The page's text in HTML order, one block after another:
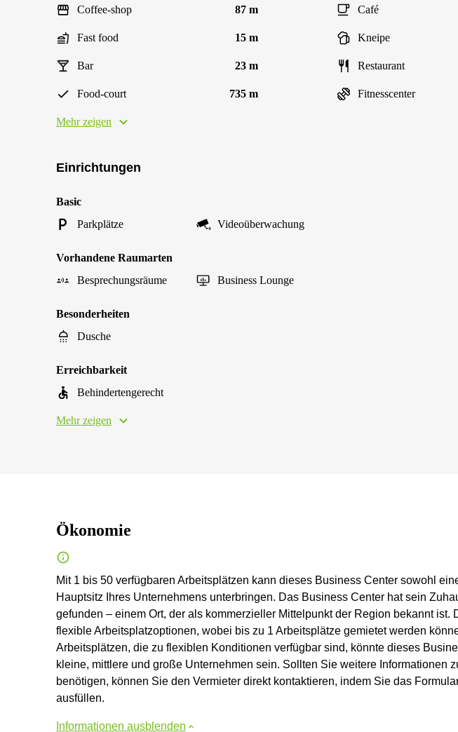
Coffee-shop 87 m Café
Fast food 15 m Kneipe
Bar 23 m Restaurant
Food-court 735 m Fitnesscenter
Mehr zeigen
Einrichtungen
Basic
Parkplätze
Videoüberwachung
Vorhandene Raumarten
Besprechungsräume
Business Lounge
Besonderheiten
Dusche
Erreichbarkeit
Behindertengerecht
Mehr zeigen
Ökonomie
Mit 1 bis 50 verfügbaren Arbeitsplätzen kann dieses Business Center sowohl
Hauptsitz Ihres Unternehmens unterbringen. Das Business Center hat sein
gefunden – einem Ort, der als kommerzieller Mittelpunkt der Region bekannt ist.
flexible Arbeitsplatzoptionen, wobei bis zu 1 Arbeitsplätze gemietet werden
Arbeitsplätzen, die zu flexiblen Konditionen verfügbar sind, könnte dieses
kleine, mittlere und große Unternehmen sein. Sollten Sie weitere Informationen
benötigen, können Sie den Vermieter direkt kontaktieren, indem Sie das
ausfüllen.
Informationen ausblenden